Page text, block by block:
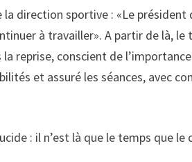
direction sportive : «Le
à travailler». A partir de là, le
reprise, conscient de
et assuré les séances, avec
: il n’est là que le temps que le